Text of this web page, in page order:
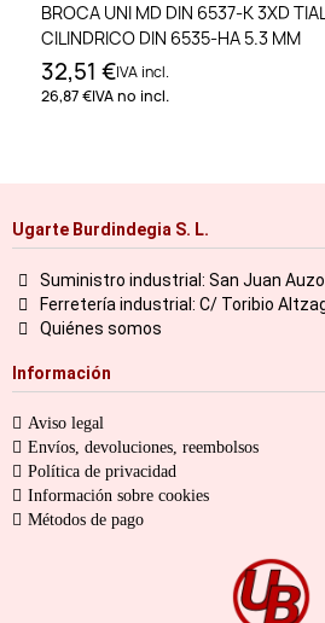
BROCA UNI MD DIN 6537-K 3XD
CILINDRICO DIN 6535-HA 5.3 MM
32,51 €IVA incl.
26,87 €IVA no incl.
Ugarte Burdindegia S. L.
Suministro industrial: San Juan
Ferretería industrial: C/ Toribio
Quiénes somos
Información
Aviso legal
Envíos, devoluciones, reembolsos
Política de privacidad
Información sobre cookies
Métodos de pago